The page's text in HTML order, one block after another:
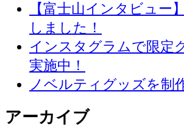
【富士山インタビュー
しました！
インスタグラムで限定
実施中！
ノベルティグッズを制
アーカイブ